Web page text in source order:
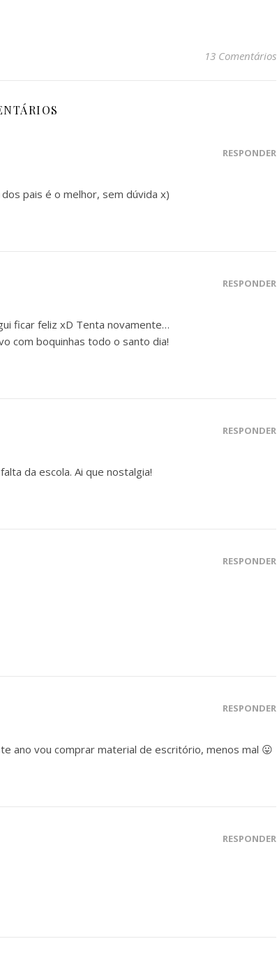
13 Comentários
RESPONDER
pais é o melhor, sem dúvida x)
RESPONDER
ficar feliz xD Tenta novamente…
com boquinhas todo o santo dia!
RESPONDER
da escola. Ai que nostalgia!
RESPONDER
RESPONDER
ano vou comprar material de escritório, menos mal 😛
RESPONDER